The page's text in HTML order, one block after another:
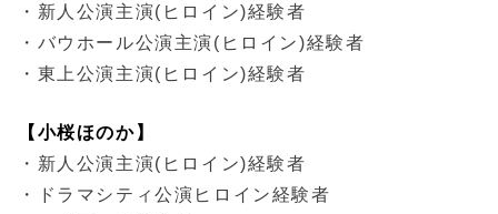
・新人公演主演(ヒロイン)経験者
・バウホール公演主演(ヒロイン)経験者
・東上公演主演(ヒロイン)経験者
【小桜ほのか】
・新人公演主演(ヒロイン)経験者
・ドラマシティ公演ヒロイン経験者